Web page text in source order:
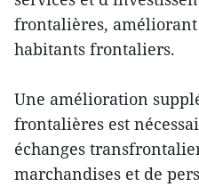
frontalières,
habitants frontaliers.
Une amélioration
frontalières est
échanges
marchandises et de